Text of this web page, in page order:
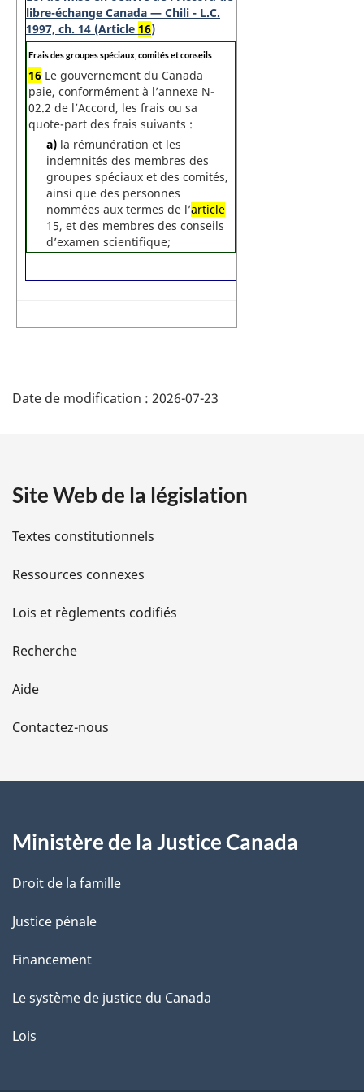
libre-échange Canada — Chili - L.C.
1997, ch. 14 (Article 16)
N
o
t
e
m
a
r
Frais des groupes spéciaux, comités et conseils
16 Le gouvernement du Canada
paie, conformément à l’annexe N-
02.2 de l’Accord, les frais ou sa
quote-part des frais suivants :
a)la rémunération et les
indemnités des membres des
groupes spéciaux et des comités,
ainsi que des personnes
nommées aux termes de l’article
15, et des membres des conseils
d’examen scientifique;
Ã
t
l
s
d
e
l
a
Date de modification : 2026-07-23
Site Web de la législation
Textes constitutionnels
Ressources connexes
Lois et règlements codifiés
Recherche
Aide
Contactez-nous
Ministère de la Justice Canada
Droit de la famille
Justice pénale
Financement
Le système de justice du Canada
Lois